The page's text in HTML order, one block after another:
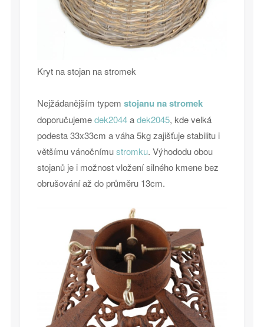
Kryt na stojan na stromek
Nejžádanějším typem stojanu na stromek
doporučujemedek2044adek2045, kde velká
podesta 33x33cm a váha 5kg zajišťuje stabilitu i
většímu vánočnímustromku. Výhododu obou
stojanů je i možnost vložení silného kmene bez
obrušování až do průměru 13cm.